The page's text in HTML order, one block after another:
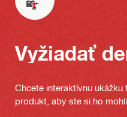
Vyžiadať
Chcete interaktívnu
produkt, aby ste si ho